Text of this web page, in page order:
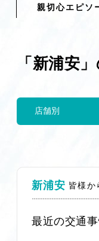
親切心エピソ
「新浦安
新浦安 皆様か
最近の交通